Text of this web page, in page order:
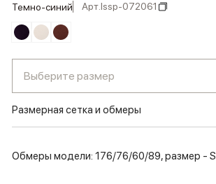
темно-синий Арт.lssp-072061
Выберите размер
Размерная сетка и обмеры
Обмеры модели: 176/76/60/89, размер - S